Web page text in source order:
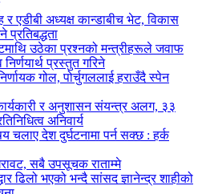
र एडीबी अध्यक्ष कान्डाबीच भेट, विकास
प्रतिबद्धता
उठेका प्रश्नको मन्त्रीहरूले जवाफ
प्रस्तुत गरिने
गोल, पोर्चुगललाई हराउँदै स्पेन
र अनुशासन संयन्त्र अलग, ३३
अनिवार्य
चलाए देश दुर्घटनामा पर्न सक्छ : हर्क
सबै उपसूचक राताम्मे
ढिलो भएको भन्दै सांसद ज्ञानेन्द्र शाहीको